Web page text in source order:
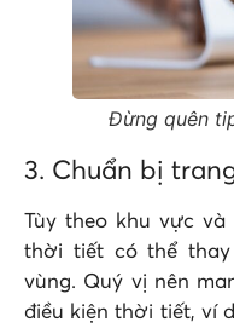
Đừng quên
3. Chuẩn bị
Tùy theo khu vực
thời tiết có thể
vùng. Quý vị nên
điều kiện thời tiết, ví